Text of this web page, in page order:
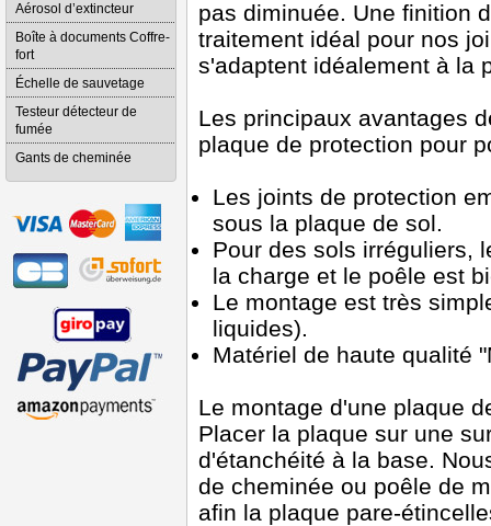
pas diminuée. Une finition
traitement idéal pour nos
s'adaptent idéalement à la
Les principaux avantages
plaque de protection pour
Les joints de protection
sous la plaque de sol.
Pour des sols irréguliers,
la charge et le poêle est
Le montage est très
liquides).
Matériel de haute qualité
Le montage d'une plaque
Placer la plaque sur une
d'étanchéité à la base.
de cheminée ou poêle de
afin la plaque pare-
Aérosol d’extincteur
Boîte à documents Coffre-
fort
Échelle de sauvetage
Testeur détecteur de
fumée
Gants de cheminée